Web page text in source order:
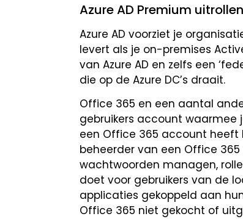
Azure AD Premium uitrollen
Azure AD voorziet je
levert als je on-premises
van Azure AD en zelfs een
die op de Azure DC’s draait.
Office 365 en een aantal
gebruikers account waarmee
een Office 365 account heeft
beheerder van een Office
wachtwoorden managen,
doet voor gebruikers van de
applicaties gekoppeld aan
Office 365 niet gekocht of